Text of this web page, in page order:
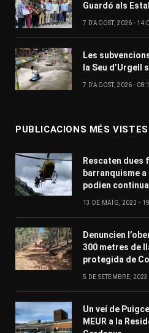
Guardó als
7 D'AGOST, 2026 -
Les
la Seu d’Urgell
7 D'AGOST, 2026 -
PUBLICACIONS MÉS VISTES
Rescaten dues
barranquisme
podien
13 DE MAIG, 2023 -
Denuncien
300 metres de
protegida de
5 DE SETEMBRE,
Un veí de
MEUR a la